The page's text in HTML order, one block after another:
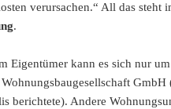
verursachen.“ All das steht
.
Eigentümer kann es sich nur
Wohnungsbaugesellschaft
berichtete). Andere